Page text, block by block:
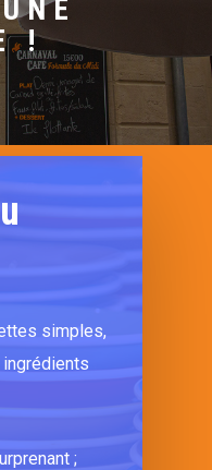
!
simples,
;